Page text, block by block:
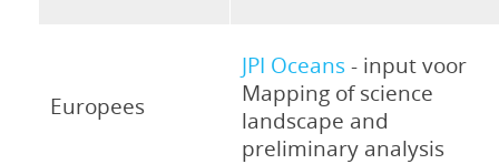
Europees
JPI Oceans- input voor
Mapping of science
landscape and
preliminary analysis